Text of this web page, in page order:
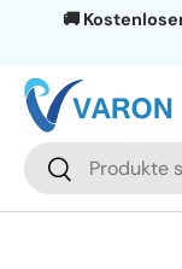
🚚
Suchen
Suchen